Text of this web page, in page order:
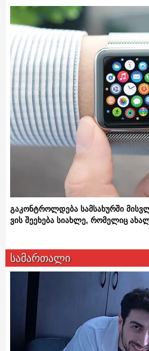
გაკონტროლდება სამსახურში
ვის შეეხება სიახლე, რომელიც
სამართალი